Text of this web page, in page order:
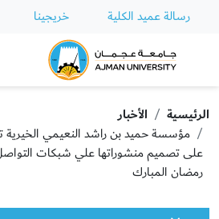
رسالة عميد الكلية خريجينا
Ajman University
الرئيسية
الأخبار
مؤسسة حميد بن راشد النعيمي الخيرية
على تصميم منشوراتها علي شبكات
رمضان المبارك